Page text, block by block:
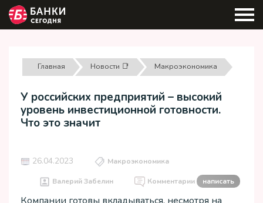
Главная Новости 📑 Макроэкономика
У российских предприятий – высокий
уровень инвестиционной готовности.
Что это значит
26.04.2023 Макроэкономика
Валерий Забелин Комментарии написать